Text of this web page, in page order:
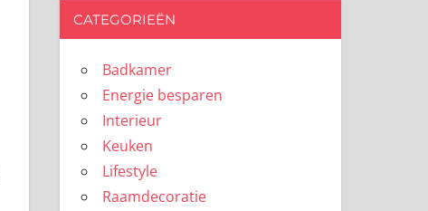
CATEGORIEËN
Badkamer
Energie besparen
Interieur
Keuken
Lifestyle
Raamdecoratie